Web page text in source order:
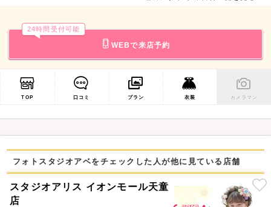
WEBで来店予約
24時間受付可能
TOP 口コミ プラン 衣装 カメラマン
フォトスタジオアベをチェックした人が他に見ている店舗
スタジオアリス イオンモール天童
店